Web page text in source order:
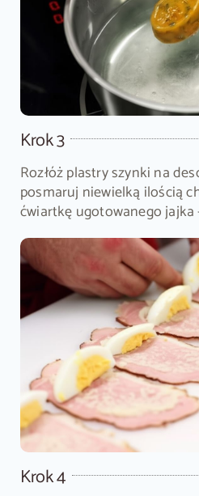
Krok 3
Rozłóż plastry szynki na
posmaruj niewielką ilością
ćwiartkę ugotowanego jajka
Krok 4